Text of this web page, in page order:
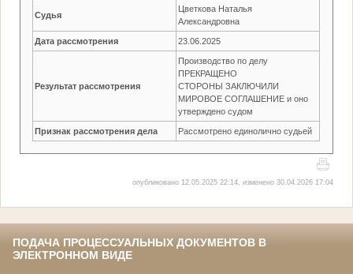
Судья
Цветкова Наталья
Александровна
Дата рассмотрения 23.06.2025
Результат рассмотрения
Производство по делу
ПРЕКРАЩЕНО
СТОРОНЫ ЗАКЛЮЧИЛИ
МИРОВОЕ СОГЛАШЕНИЕ и оно
утверждено судом
Признак рассмотрения дела Рассмотрено единолично судьей
опубликовано 12.05.2025 22:14, изменено 30.04.2026 17:04
ПОДАЧА ПРОЦЕССУАЛЬНЫХ ДОКУМЕНТОВ В
ЭЛЕКТРОННОМ ВИДЕ